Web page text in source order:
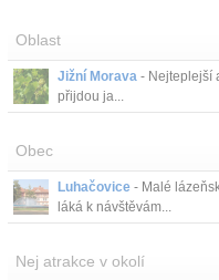
Oblast
Jižní Morava - Nejteplejší
přijdou ja...
Obec
Luhačovice - Malé
láká k návštěvám...
Nej atrakce v okolí